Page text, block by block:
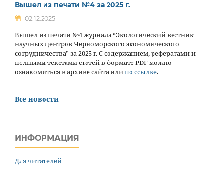
Вышел из печати №4 за 2025 г.
02.12.2025
Вышел из печати №4 журнала “Экологический вестник
научных центров Черноморского экономического
сотрудничества” за 2025 г. С содержанием, рефератами и
полными текстами статей в формате PDF можно
ознакомиться в архиве сайта илипо ссылке.
Все новости
ИНФОРМАЦИЯ
Для читателей